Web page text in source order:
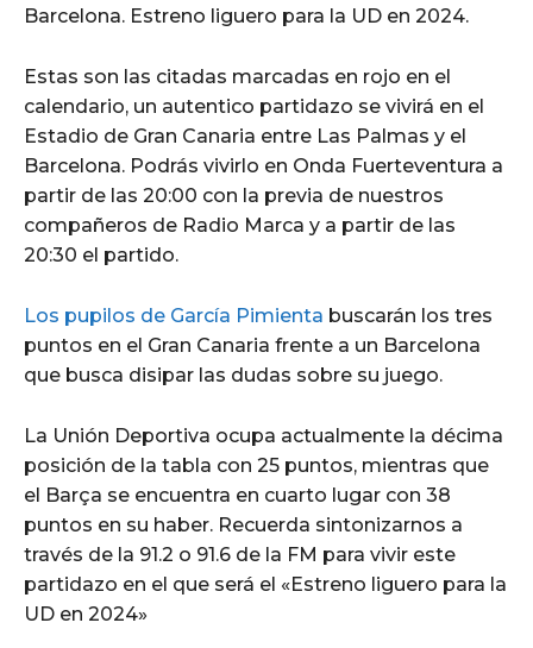
Barcelona. Estreno liguero para la UD en 2024.
Estas son las citadas marcadas en rojo en el
calendario, un autentico partidazo se vivirá en el
Estadio de Gran Canaria entre Las Palmas y el
Barcelona. Podrás vivirlo en Onda Fuerteventura a
partir de las 20:00 con la previa de nuestros
compañeros de Radio Marca y a partir de las
20:30 el partido.
Los pupilos de García Pimienta buscarán los tres
puntos en el Gran Canaria frente a un Barcelona
que busca disipar las dudas sobre su juego.
La Unión Deportiva ocupa actualmente la décima
posición de la tabla con 25 puntos, mientras que
el Barça se encuentra en cuarto lugar con 38
puntos en su haber. Recuerda sintonizarnos a
través de la 91.2 o 91.6 de la FM para vivir este
partidazo en el que será el «Estreno liguero para la
UD en 2024»